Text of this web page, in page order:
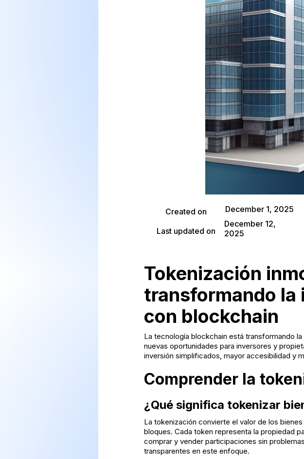
Created on December 1, 2025
Last updated on
December 12,
2025
Tokenización
transformando la
con blockchain
La tecnología blockchain está transformando
nuevas oportunidades para inversores y
inversión simplificados, mayor accesibilidad y
Comprender la
¿Qué significa tokenizar
La tokenización convierte el valor de los
bloques. Cada token representa la propiedad
comprar y vender participaciones sin
transparentes en este enfoque.